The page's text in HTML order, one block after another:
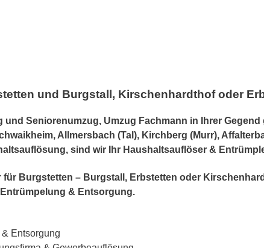
und Burgstall, Kirschenhardthof oder
und Seniorenumzug, Umzug Fachmann in Ihrer
Allmersbach (Tal), Kirchberg (Murr),
sind wir Ihr Haushaltsauflöser &
Burgstetten – Burgstall, Erbstetten oder
& Entsorgung.
Entsorgung